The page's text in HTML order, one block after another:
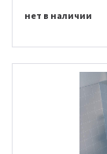
нет в наличии